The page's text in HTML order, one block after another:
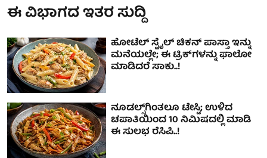
ಈ ವಿಭಾಗದ ಇತರ ಸುದ್ದಿ
ಹೋಟೆಲ್ ಸ್ಟೈಲ್ ಚಿಕನ್ ಪಾಸ್ತಾ ಇನ್ನು
ಮನೆಯಲ್ಲೇ; ಈ ಟ್ರಿಕ್‌ಗಳನ್ನು ಫಾಲೋ
ಮಾಡಿದರೆ ಸಾಕು..!
ನೂಡಲ್ಸ್‌ಗಿಂತಲೂ ಟೇಸ್ಟಿ; ಉಳಿದ
ಚಪಾತಿಯಿಂದ 10 ನಿಮಿಷದಲ್ಲಿ ಮಾಡಿ
ಈ ಸುಲಭ ರೆಸಿಪಿ..!